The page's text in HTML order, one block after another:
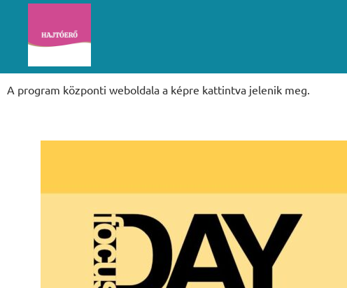
A program központi weboldala a képre kattintva jelenik meg.